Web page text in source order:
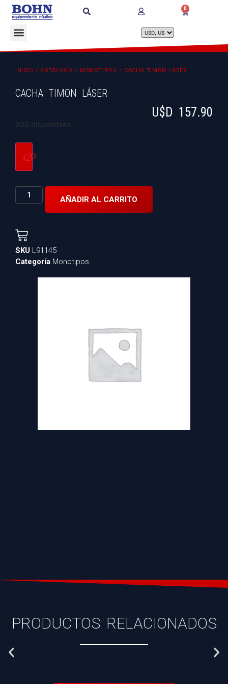
0
INICIO / CATÁLOGO / MONOTIPOS / CACHA TIMON LÁSER
CACHA TIMON LÁSER
U$D 157.90
200 disponibles
AÑADIR AL CARRITO
SKU L91145
Categoría Monotipos
PRODUCTOS RELACIONADOS